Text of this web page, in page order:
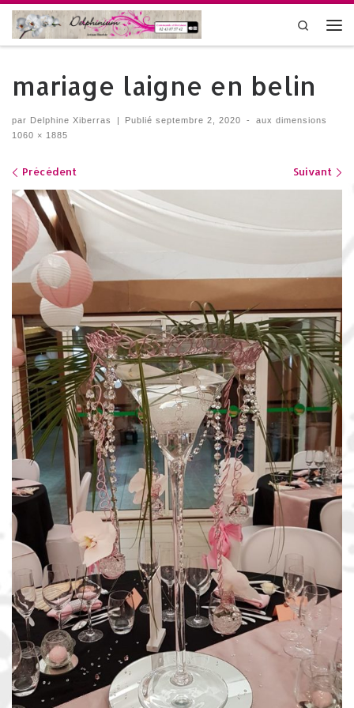
Skip to content
Search
mariage laigne en belin
par Delphine Xiberras Publiéseptembre 2, 2020 -
aux dimensions
1060 × 1885
Navigation dans les images
Précédent Suivant